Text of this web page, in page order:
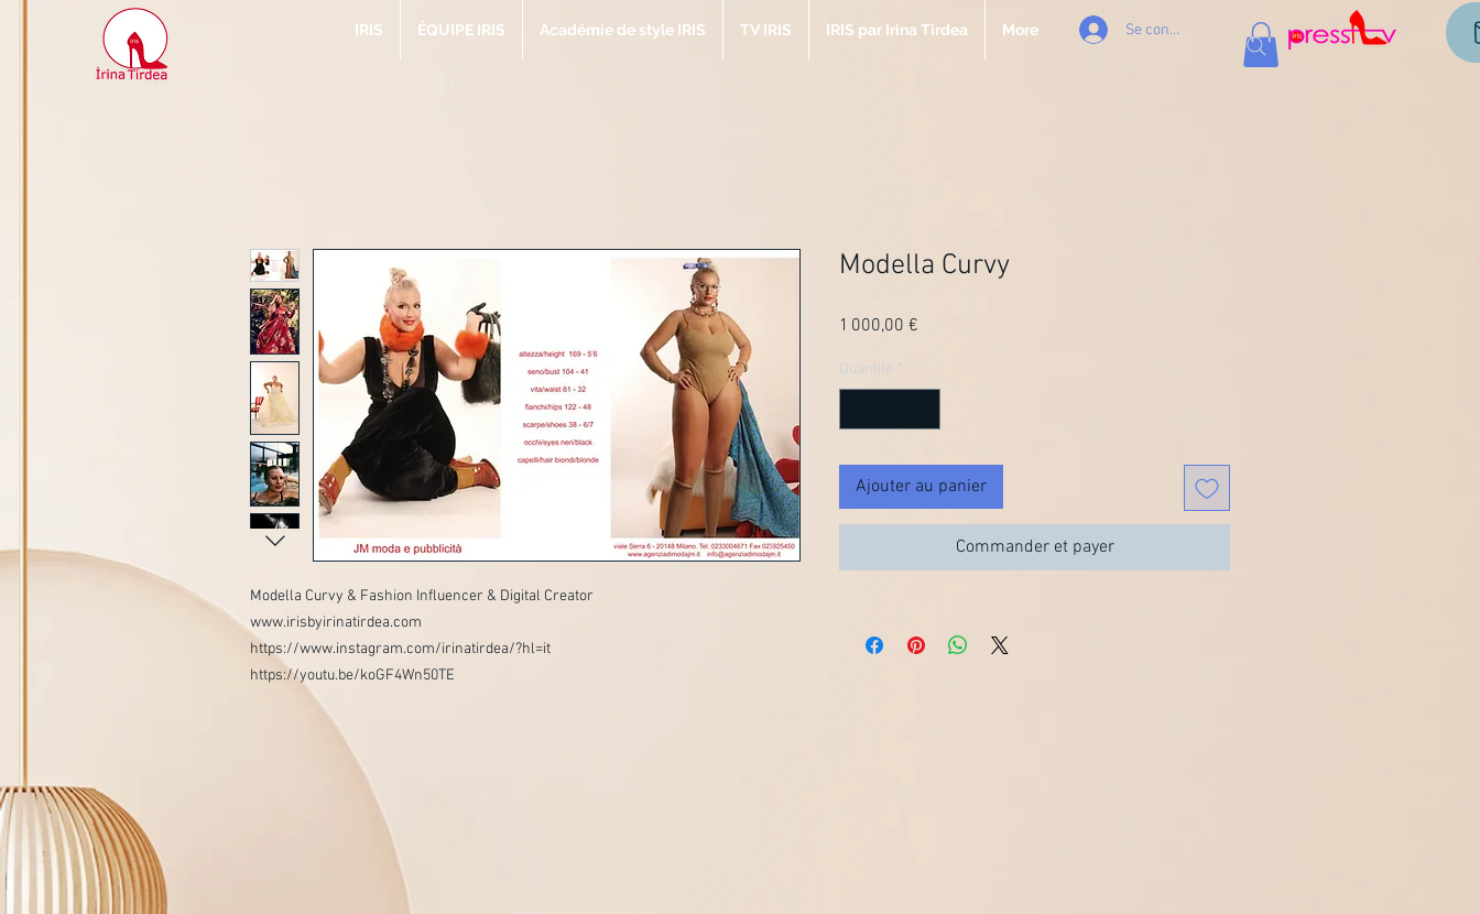
IRIS ÉQUIPE IRIS Académie de style IRIS TV IRIS IRIS par Irina Tirdea More Se connecter
Modella Curvy & Fashion Influencer & Digital Creator
www.irisbyirinatirdea.com
https://www.instagram.com/irinatirdea/?hl=it
https://youtu.be/koGF4Wn50TE
Modella Curvy
1 000,00 €
Quantité *
Ajouter au panier
Commander et payer